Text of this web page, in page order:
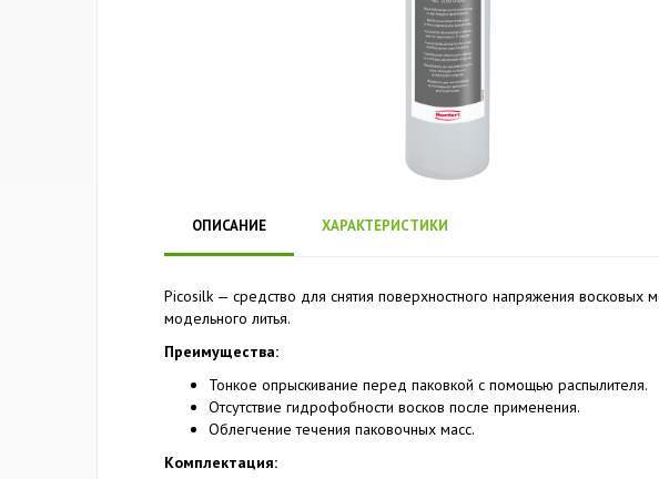
ОПИСАНИЕ ХАРАКТЕРИСТИКИ
Picosilk — средство для снятия поверхностного напряжения восковых
модельного литья.
Преимущества:
Тонкое опрыскивание перед паковкой с помощью распылителя.
Отсутствие гидрофобности восков после применения.
Облегчение течения паковочных масс.
Комплектация: